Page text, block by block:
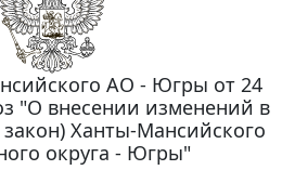
АО - Югры от 24
"О внесении изменений в
Ханты-Мансийского
округа - Югры"